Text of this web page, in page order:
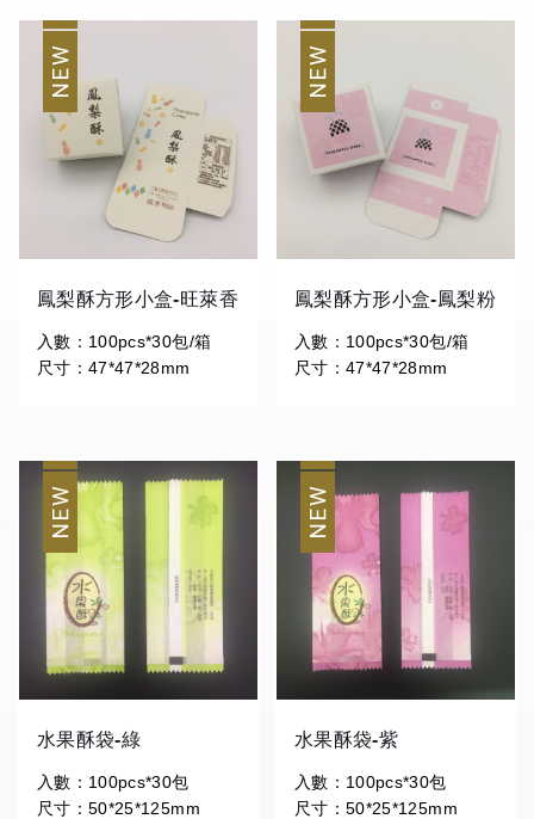
鳳梨酥方形小盒-旺萊香
入數：100pcs*30包/箱
尺寸：47*47*28mm
鳳梨酥方形小盒-鳳梨粉
入數：100pcs*30包/箱
尺寸：47*47*28mm
水果酥袋-綠
入數：100pcs*30包
尺寸：50*25*125mm
水果酥袋-紫
入數：100pcs*30包
尺寸：50*25*125mm